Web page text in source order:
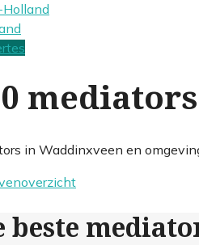
Holland
in Waddinxveen en
beste